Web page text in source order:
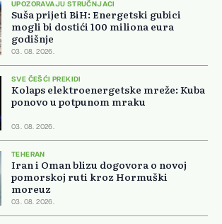
UPOZORAVAJU STRUČNJACI
Suša prijeti BiH: Energetski gubici
mogli bi dostići 100 miliona eura
godišnje
03. 08. 2026.
SVE ČEŠĆI PREKIDI
Kolaps elektroenergetske mreže: Kuba
ponovo u potpunom mraku
03. 08. 2026.
TEHERAN
Iran i Oman blizu dogovora o novoj
pomorskoj ruti kroz Hormuški
moreuz
03. 08. 2026.